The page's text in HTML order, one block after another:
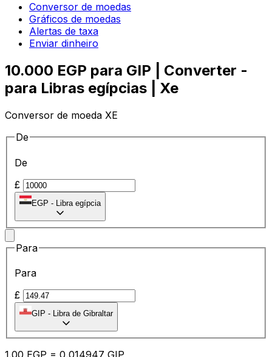
Conversor de moedas
Gráficos de moedas
Alertas de taxa
Enviar dinheiro
10.000 EGP para GIP | Converter -
para Libras egípcias | Xe
Conversor de moeda XE
De
De
£
EGP - Libra egípcia
Para
Para
£
GIP - Libra de Gibraltar